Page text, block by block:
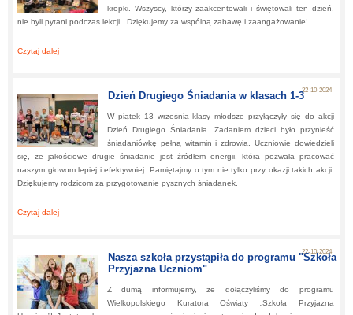
kropki. Wszyscy, którzy zaakcentowali i świętowali ten dzień,
nie byli pytani podczas lekcji. Dziękujemy za wspólną zabawę i zaangażowanie!...
Czytaj dalej
22-10-2024
Dzień Drugiego Śniadania w klasach 1-3
W piątek 13 września klasy młodsze przyłączyły się do akcji
Dzień Drugiego Śniadania. Zadaniem dzieci było przynieść
śniadaniówkę pełną witamin i zdrowia. Uczniowie dowiedzieli
się, że jakościowe drugie śniadanie jest źródłem energii, która pozwala pracować
naszym głowom lepiej i efektywniej. Pamiętajmy o tym nie tylko przy okazji takich akcji.
Dziękujemy rodzicom za przygotowanie pysznych śniadanek.
Czytaj dalej
22-10-2024
Nasza szkoła przystąpiła do programu "Szkoła
Przyjazna Uczniom"
Z dumą informujemy, że dołączyliśmy do programu
Wielkopolskiego Kuratora Oświaty „Szkoła Przyjazna